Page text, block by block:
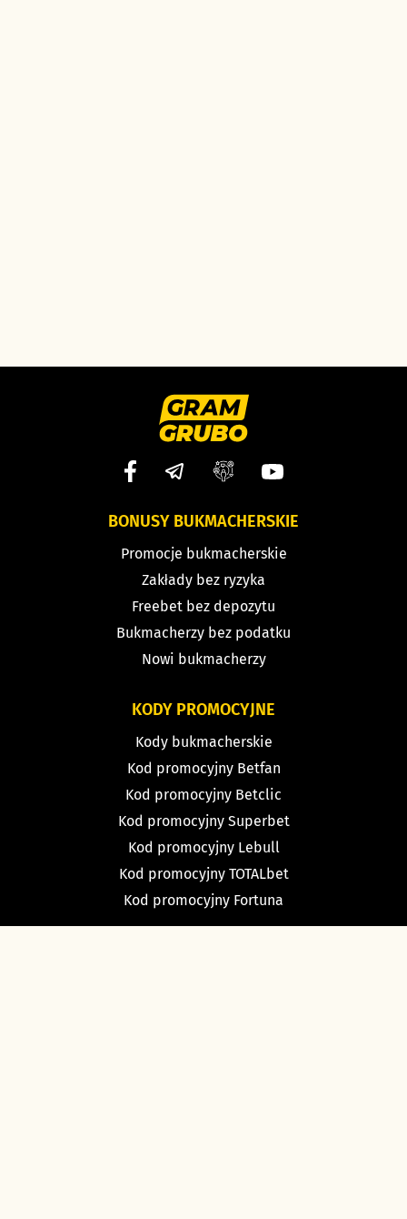
BONUSY BUKMACHERSKIE
Promocje bukmacherskie
Zakłady bez ryzyka
Freebet bez depozytu
Bukmacherzy bez podatku
Nowi bukmacherzy
KODY PROMOCYJNE
Kody bukmacherskie
Kod promocyjny Betfan
Kod promocyjny Betclic
Kod promocyjny Superbet
Kod promocyjny Lebull
Kod promocyjny TOTALbet
Kod promocyjny Fortuna